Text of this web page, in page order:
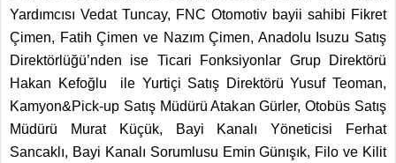
Yardımcısı Vedat Tuncay, FNC Otomotiv bayii sahibi Fikret
Çimen, Fatih Çimen ve Nazım Çimen, Anadolu Isuzu Satış
Direktörlüğü’nden ise Ticari Fonksiyonlar Grup Direktörü
Hakan Kefoğlu ile Yurtiçi Satış Direktörü Yusuf Teoman,
Kamyon&Pick-up Satış Müdürü Atakan Gürler, Otobüs Satış
Müdürü Murat Küçük, Bayi Kanalı Yöneticisi Ferhat
Sancaklı, Bayi Kanalı Sorumlusu Emin Günışık, Filo ve Kilit